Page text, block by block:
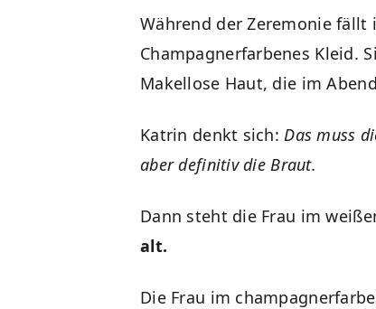
Während der Zeremonie fällt
Champagnerfarbenes Kleid.
Makellose Haut, die im
Katrin denkt sich: Das muss
aber definitiv die Braut.
Dann steht die Frau im
alt.
Die Frau im